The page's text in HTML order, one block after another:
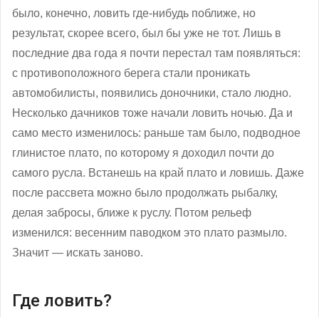
было, конечно, ловить где-нибудь поближе, но
результат, скорее всего, был бы уже не тот. Лишь в
последние два года я почти перестал там появляться:
с противоположного берега стали проникать
автомобилисты, появились доночники, стало людно.
Несколько дачников тоже начали ловить ночью. Да и
само место изменилось: раньше там было, подводное
глинистое плато, по которому я доходил почти до
самого русла. Встанешь на край плато и ловишь. Даже
после рассвета можно было продолжать рыбалку,
делая забросы, ближе к руслу. Потом рельеф
изменился: весенним паводком это плато размыло.
Значит — искать заново.
Где ловить?